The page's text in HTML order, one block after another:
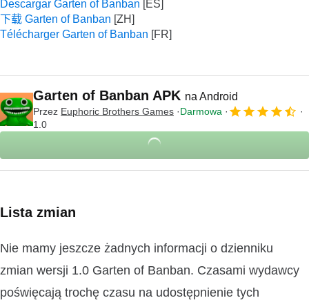
Descargar Garten of Banban
下载 Garten of Banban
Télécharger Garten of Banban
Garten of Banban APK na Android
Przez Euphoric Brothers Games
Darmowa
1.0
Lista zmian
Nie mamy jeszcze żadnych informacji o dzienniku
zmian wersji 1.0 Garten of Banban. Czasami wydawcy
poświęcają trochę czasu na udostępnienie tych